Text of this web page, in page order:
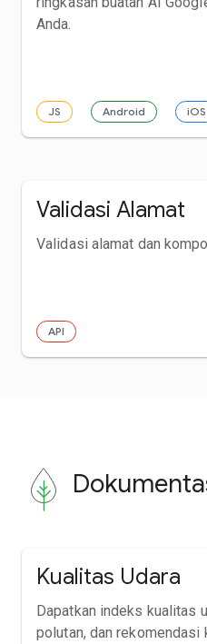
Anda.
JS Android iOS
Validasi Alamat
Validasi alamat dan
API
Kualitas Udara
Dapatkan indeks kualitas
polutan, dan rekomendasi